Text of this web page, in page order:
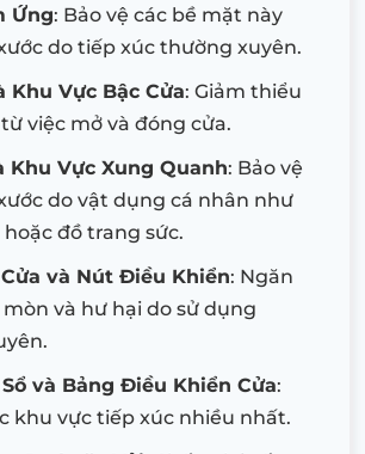
Ứng: Bảo vệ các bề mặt này
do tiếp xúc thường xuyên.
Khu Vực Bậc Cửa: Giảm thiểu
việc mở và đóng cửa.
Khu Vực Xung Quanh: Bảo vệ
do vật dụng cá nhân như
đồ trang sức.
và Nút Điều Khiển: Ngăn
và hư hại do sử dụng
và Bảng Điều Khiển Cửa:
khu vực tiếp xúc nhiều nhất.